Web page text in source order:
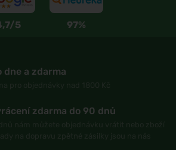
5 97%
dne a zdarma
zdarma do 90 dnů